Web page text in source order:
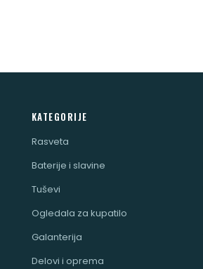
KATEGORIJE
Rasveta
Baterije i slavine
Tuševi
Ogledala za kupatilo
Galanterija
Delovi i oprema